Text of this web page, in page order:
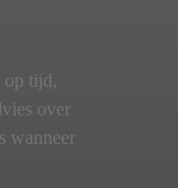
op tijd,
over
wanneer